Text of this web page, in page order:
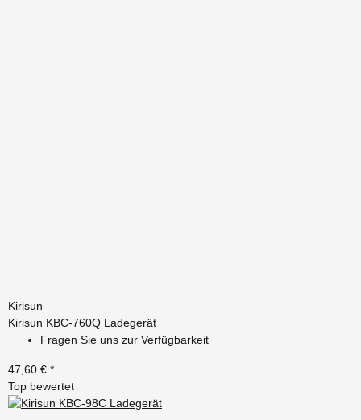
Kirisun
Kirisun KBC-760Q Ladegerät
Fragen Sie uns zur Verfügbarkeit
47,60 € *
Top bewertet